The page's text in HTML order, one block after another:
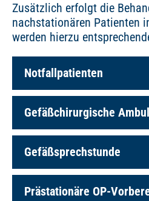
Zusätzlich erfolgt die
nachstationären Patienten
werden hierzu
Notfallpatienten
Gefäßchirurgische
Gefäßsprechstunde
Prästationäre OP-